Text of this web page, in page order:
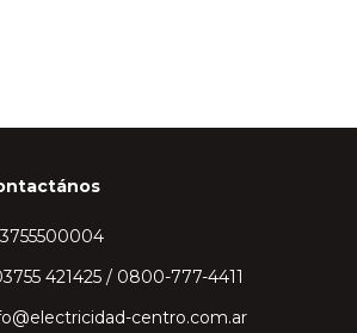
421425 / 0800-777-4411
centro.com.ar